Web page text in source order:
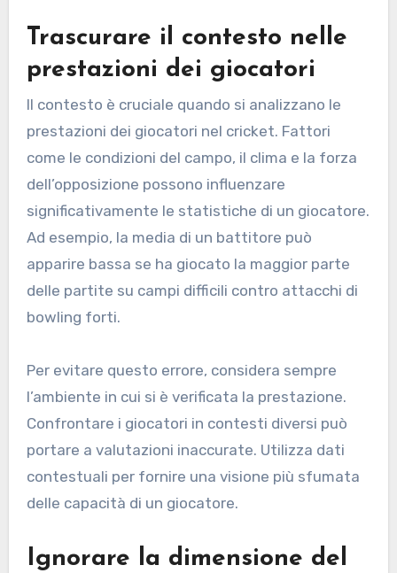
Trascurare il contesto nelle
prestazioni dei giocatori
Il contesto è cruciale quando si analizzano le
prestazioni dei giocatori nel cricket. Fattori
come le condizioni del campo, il clima e la forza
dell’opposizione possono influenzare
significativamente le statistiche di un giocatore.
Ad esempio, la media di un battitore può
apparire bassa se ha giocato la maggior parte
delle partite su campi difficili contro attacchi di
bowling forti.
Per evitare questo errore, considera sempre
l’ambiente in cui si è verificata la prestazione.
Confrontare i giocatori in contesti diversi può
portare a valutazioni inaccurate. Utilizza dati
contestuali per fornire una visione più sfumata
delle capacità di un giocatore.
Ignorare la dimensione del